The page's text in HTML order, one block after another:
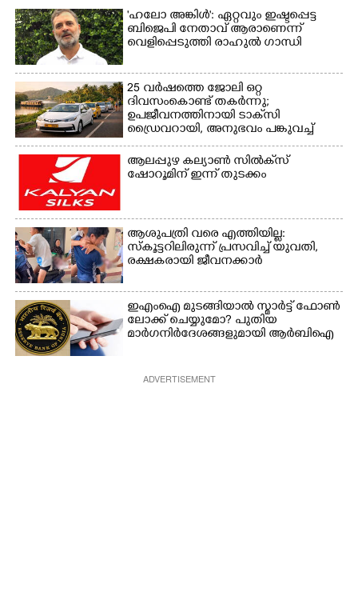
'ഹലോ അങ്കിൾ': ഏറ്റവും ഇഷ്ടപ്പെട്ട
ബിജെപി നേതാവ് ആരാണെന്ന്
വെളിപ്പെടുത്തി രാഹുൽ ഗാന്ധി
25 വർഷത്തെ ജോലി ഒറ്റ
ദിവസംകൊണ്ട് തകർന്നു;
ഉപജീവനത്തിനായി ടാക്‌സി
ഡ്രൈവറായി,​ അനുഭവം പങ്കുവച്ച്
യുവതി
ആലപ്പുഴ കല്യാൺ സിൽക്‌സ്
ഷോറൂമിന് ഇന്ന് തുടക്കം
ആശുപത്രി വരെ എത്തിയില്ല:
സ്കൂട്ടറിലിരുന്ന് പ്രസവിച്ച് യുവതി,
രക്ഷകരായി ജീവനക്കാർ
ഇഎംഐ മുടങ്ങിയാൽ സ്മാർട്ട് ഫോൺ
ലോക്ക് ചെയ്യുമോ? പുതിയ
മാർഗനിർദേശങ്ങളുമായി ആർബിഐ
ADVERTISEMENT